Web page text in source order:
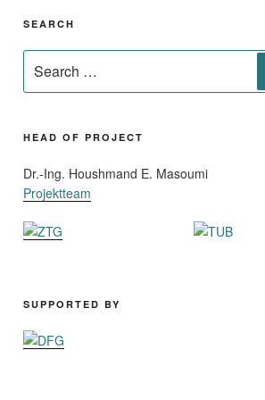
SEARCH
Search
for:
HEAD OF PROJECT
Dr.-Ing. Houshmand E. Masoumi
Projektteam
SUPPORTED BY